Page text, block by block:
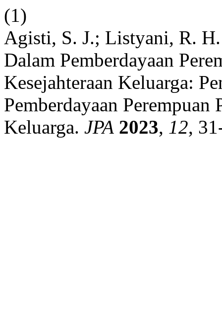
(1)
Agisti, S. J.; Listyani, R.
Dalam Pemberdayaan
Kesejahteraan Keluarga:
Pemberdayaan Perempuan
Keluarga. JPA 2023, 12,